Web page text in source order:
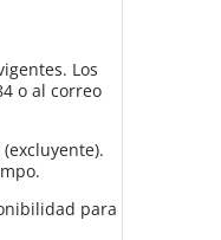
Los
o al correo
para